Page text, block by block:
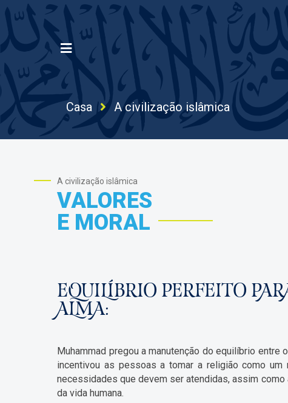
Casa A civilização islâmica
A civilização islâmica
VALORES
E MORAL
EQUILÍBRIO PERFEITO
ALMA:
Muhammad pregou a manutenção do equilíbrio
incentivou as pessoas a tomar a religião como
necessidades que devem ser atendidas, assim
da vida humana.